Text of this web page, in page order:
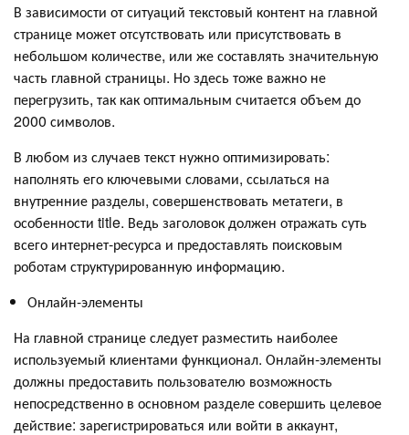
В зависимости от ситуаций текстовый контент на главной
странице может отсутствовать или присутствовать в
небольшом количестве, или же составлять значительную
часть главной страницы. Но здесь тоже важно не
перегрузить, так как оптимальным считается объем до
2000 символов.
В любом из случаев текст нужно оптимизировать:
наполнять его ключевыми словами, ссылаться на
внутренние разделы, совершенствовать метатеги, в
особенности title. Ведь заголовок должен отражать суть
всего интернет-ресурса и предоставлять поисковым
роботам структурированную информацию.
Онлайн-элементы
На главной странице следует разместить наиболее
используемый клиентами функционал. Онлайн-элементы
должны предоставить пользователю возможность
непосредственно в основном разделе совершить целевое
действие: зарегистрироваться или войти в аккаунт,